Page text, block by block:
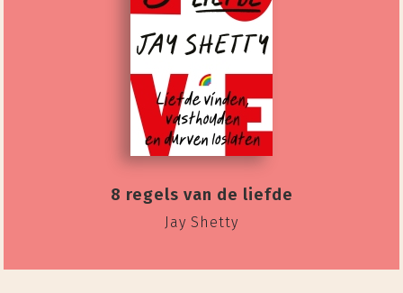
8 regels van de liefde
Jay Shetty